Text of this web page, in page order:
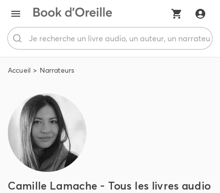
Accueil Narrateurs
Camille Lamache - Tous les livres audio